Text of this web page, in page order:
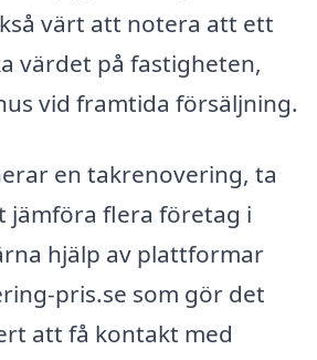
värt att notera att ett
värdet på fastigheten,
vid framtida försäljning.
en takrenovering, ta
jämföra flera företag i
hjälp av plattformar
pris.se som gör det
att få kontakt med